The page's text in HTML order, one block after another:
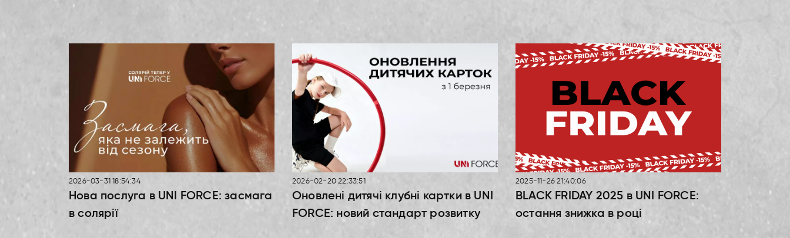
2026-03-31 18:54:34
Нова послуга в UNI FORCE: засмага
в солярії
2026-02-20 22:33:51
Оновлені дитячі клубні картки в UNI
FORCE: новий стандарт розвитку
2025-11-26 21:40:06
BLACK FRIDAY 2025 в UNI FORCE:
остання знижка в році